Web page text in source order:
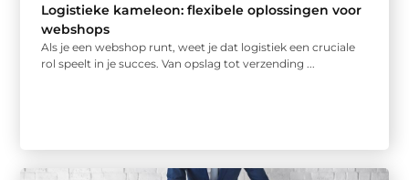
Logistieke kameleon: flexibele oplossingen voor
webshops
Als je een webshop runt, weet je dat logistiek een cruciale
rol speelt in je succes. Van opslag tot verzending ...